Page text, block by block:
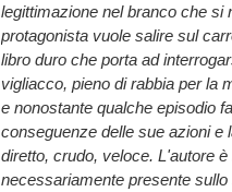
legittimazione nel branco che si
protagonista vuole salire sul
libro duro che porta ad
vigliacco, pieno di rabbia per la
e nonostante qualche episodio
conseguenze delle sue azioni e
diretto, crudo, veloce. L'autore
necessariamente presente